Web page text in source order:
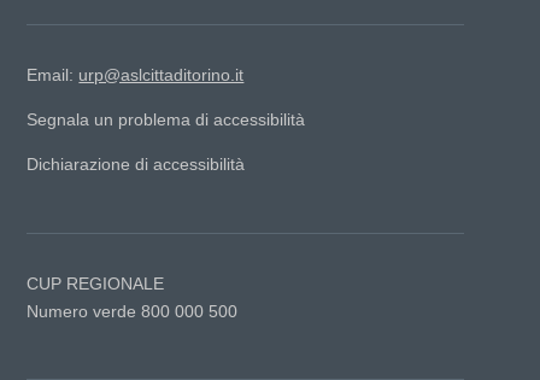
Email: urp@aslcittaditorino.it
Segnala un problema di accessibilità
Dichiarazione di accessibilità
CUP REGIONALE
Numero verde 800 000 500